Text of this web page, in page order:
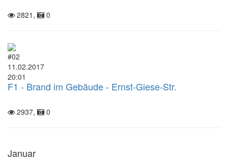
2821, 0
#02
11.02.2017
20:01
F1 - Brand im Gebäude - Ernst-Giese-Str.
2937, 0
Januar